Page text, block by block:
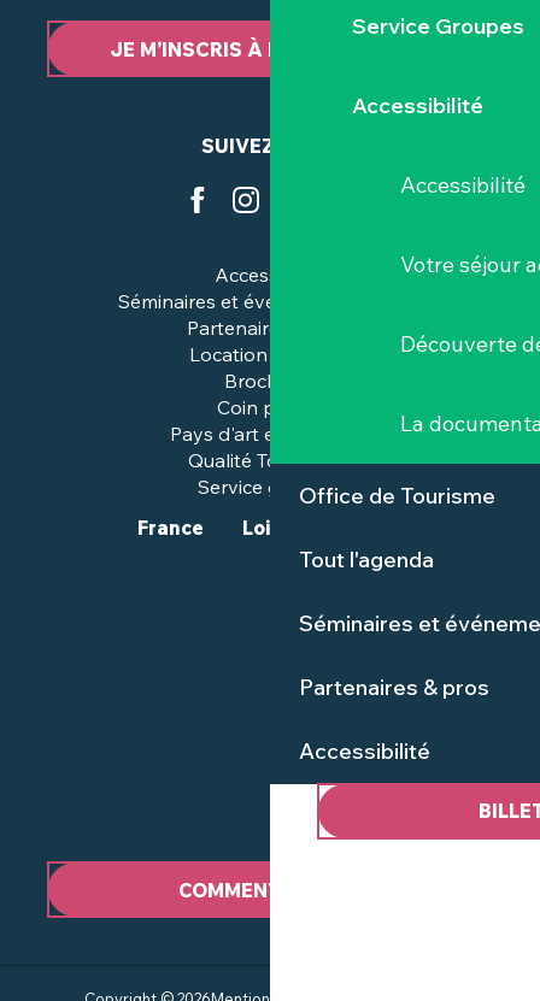
Service Groupes
Accessibilité
Accessibilité
Votre séjour
Découverte
La
Office de Tourisme
Tout l'agenda
Séminaires et
Partenaires & pros
Accessibilité
JE M’INSCRIS À LA NEWSLETTER
SUIVEZ-NOUS
Accessibilité
Séminaires et événements pros
Partenaires & pros
Location de salles
Brochures
Coin presse
Pays d'art et d'histoire
Qualité Tourisme™
Service groupes
COMMENT VENIR ?
France Loire-Atlantique